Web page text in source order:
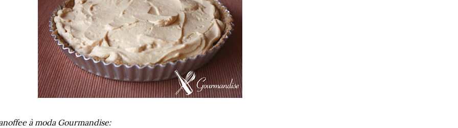
à moda Gourmandise: